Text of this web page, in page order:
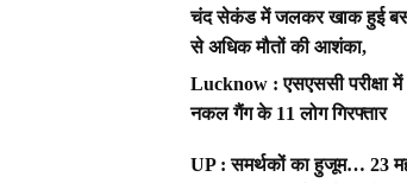
चंद सेकंड में जलकर खाक हुई
से अधिक मौतों की आशंका,
Lucknow : एसएससी परीक्षा में
नकल गैंग के 11 लोग गिरफ्तार
UP : समर्थकों का हुजूम… 23